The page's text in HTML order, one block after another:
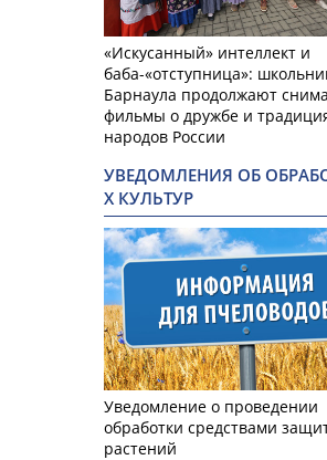
«Искусанный» интеллект и
баба-«отступница»:
Барнаула продолжают
фильмы о дружбе и
народов России
УВЕДОМЛЕНИЯ ОБ
Х КУЛЬТУР
Уведомление о проведении
обработки средствами
растений